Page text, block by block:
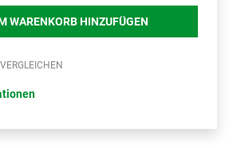
WARENKORB HINZUFÜGEN
VERGLEICHEN